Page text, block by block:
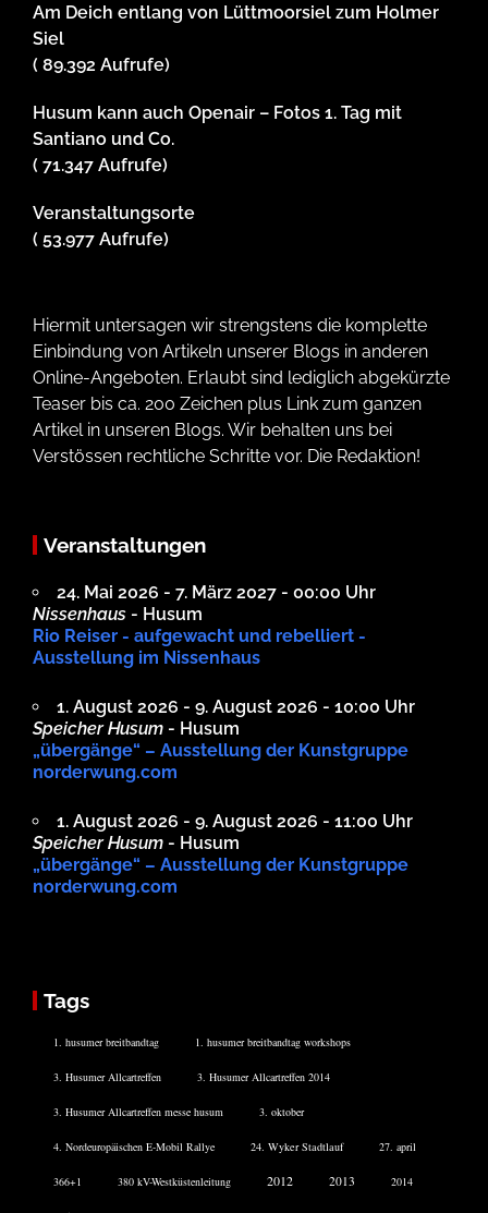
Am Deich entlang von Lüttmoorsiel zum Holmer
Siel
( 89.392 Aufrufe)
Husum kann auch Openair – Fotos 1. Tag mit
Santiano und Co.
( 71.347 Aufrufe)
Veranstaltungsorte
( 53.977 Aufrufe)
Hiermit untersagen wir strengstens die komplette
Einbindung von Artikeln unserer Blogs in anderen
Online-Angeboten. Erlaubt sind lediglich abgekürzte
Teaser bis ca. 200 Zeichen plus Link zum ganzen
Artikel in unseren Blogs. Wir behalten uns bei
Verstössen rechtliche Schritte vor. Die Redaktion!
Veranstaltungen
24. Mai 2026 - 7. März 2027 - 00:00 Uhr
Nissenhaus - Husum
Rio Reiser - aufgewacht und rebelliert -
Ausstellung im Nissenhaus
1. August 2026 - 9. August 2026 - 10:00 Uhr
Speicher Husum - Husum
„übergänge“ – Ausstellung der Kunstgruppe
norderwung.com
1. August 2026 - 9. August 2026 - 11:00 Uhr
Speicher Husum - Husum
„übergänge“ – Ausstellung der Kunstgruppe
norderwung.com
Tags
1. husumer breitbandtag 1. husumer breitbandtag workshops
3. Husumer Allcartreffen 3. Husumer Allcartreffen 2014
3. Husumer Allcartreffen messe husum 3. oktober
4. Nordeuropäischen E-Mobil Rallye 24. Wyker Stadtlauf 27. april
366+1 380 kV-Westküstenleitung 2012 2013 2014